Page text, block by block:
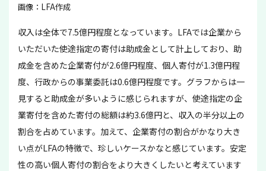
画像：LFA作成
収入は全体で7.5億円程度となっています。LFAでは企業から
いただいた使途指定の寄付は助成金として計上しており、助
成金を含めた企業寄付が2.6億円程度、個人寄付が1.3億円程
度、行政からの事業委託は0.6億円程度です。グラフからは一
見すると助成金が多いように感じられますが、使途指定の企
業寄付を含めた寄付の総額は約3.6億円と、収入の半分以上の
割合を占めています。加えて、企業寄付の割合がかなり大き
い点がLFAの特徴で、珍しいケースかなと感じています。安定
性の高い個人寄付の割合をより大きくしたいと考えています